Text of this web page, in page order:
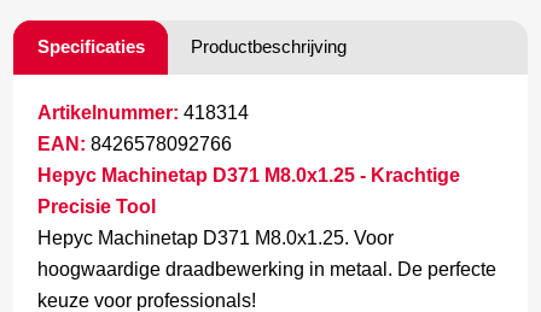
Specificaties Productbeschrijving
Artikelnummer: 418314
EAN: 8426578092766
Hepyc Machinetap D371 M8.0x1.25 - Krachtige
Precisie Tool
Hepyc Machinetap D371 M8.0x1.25. Voor
hoogwaardige draadbewerking in metaal. De perfecte
keuze voor professionals!